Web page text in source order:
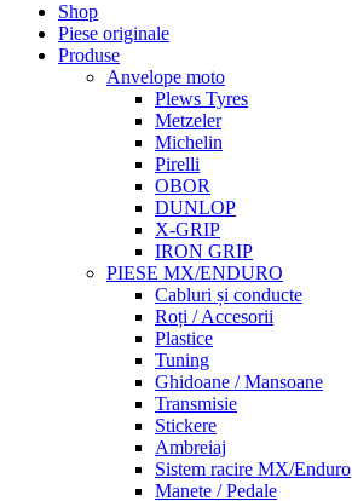
Shop
Piese originale
Produse
Anvelope moto
Plews Tyres
Metzeler
Michelin
Pirelli
OBOR
DUNLOP
X-GRIP
IRON GRIP
PIESE MX/ENDURO
Cabluri și conducte
Roți / Accesorii
Plastice
Tuning
Ghidoane / Mansoane
Transmisie
Stickere
Ambreiaj
Sistem racire MX/Enduro
Manete / Pedale